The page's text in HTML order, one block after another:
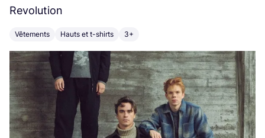
Revolution
Vêtements Hauts et t-shirts 3+